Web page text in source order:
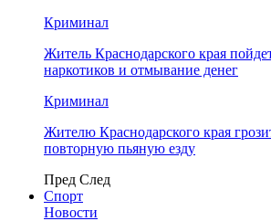
Криминал
Житель Краснодарского края
наркотиков и отмывание денег
Криминал
Жителю Краснодарского края
повторную пьяную езду
Пред След
Спорт
Новости